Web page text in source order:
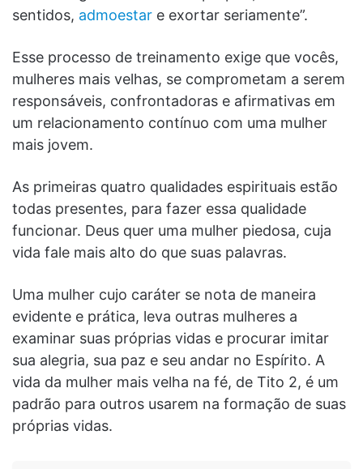
sentidos, admoestar e exortar seriamente”.
Esse processo de treinamento exige que vocês,
mulheres mais velhas, se comprometam a serem
responsáveis, confrontadoras e afirmativas em
um relacionamento contínuo com uma mulher
mais jovem.
As primeiras quatro qualidades espirituais estão
todas presentes, para fazer essa qualidade
funcionar. Deus quer uma mulher piedosa, cuja
vida fale mais alto do que suas palavras.
Uma mulher cujo caráter se nota de maneira
evidente e prática, leva outras mulheres a
examinar suas próprias vidas e procurar imitar
sua alegria, sua paz e seu andar no Espírito. A
vida da mulher mais velha na fé, de Tito 2, é um
padrão para outros usarem na formação de suas
próprias vidas.